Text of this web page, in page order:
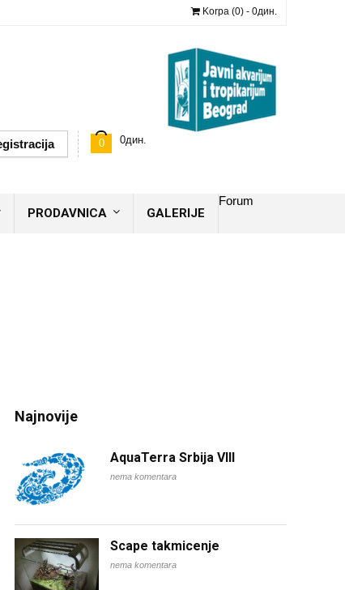
Korpa (0) - 0дин.
0 0дин.
PRODAVNICA GALERIJE
Forum
Najnovije
AquaTerra Srbija VIII
nema komentara
Scape takmicenje
nema komentara